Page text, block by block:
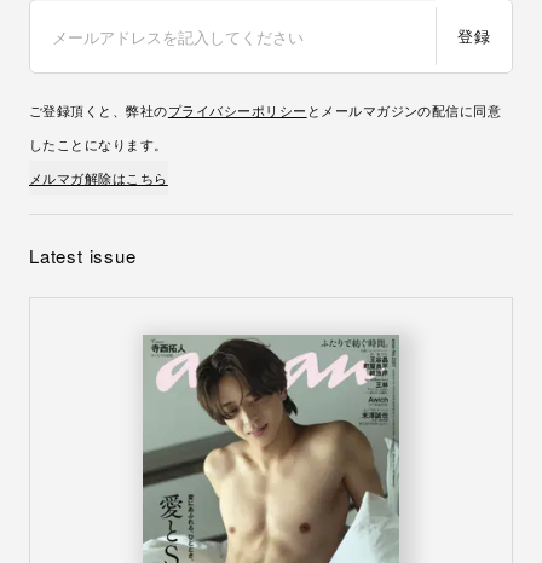
登録
ご登録頂くと、弊社のプライバシーポリシー とメールマガジンの配信に同意
したことになります。
メルマガ解除はこちら
Latest issue